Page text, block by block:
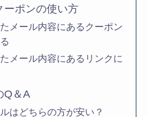
ーポンの使い方
メール内容にあるクーポン
メール内容にあるリンクに
Q＆A
はどちらの方が安い？